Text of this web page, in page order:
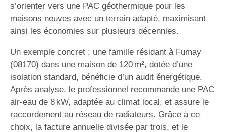
s’orienter vers une PAC géothermique pour les
maisons neuves avec un terrain adapté, maximisant
ainsi les économies sur plusieurs décennies.
Un exemple concret : une famille résidant à Fumay
(08170) dans une maison de 120 m², dotée d’une
isolation standard, bénéficie d’un audit énergétique.
Après analyse, le professionnel recommande une PAC
air-eau de 8 kW, adaptée au climat local, et assure le
raccordement au réseau de radiateurs. Grâce à ce
choix, la facture annuelle divisée par trois, et le